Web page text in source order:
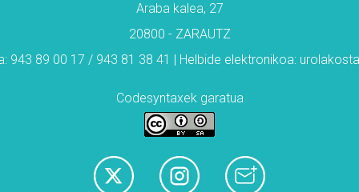
Araba kalea, 27
20800 - ZARAUTZ
943 89 00 17 / 943 81 38 41 | Helbide elektronikoa:
Codesyntaxek garatua